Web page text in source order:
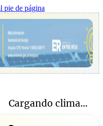
pie de página
Cargando clima...